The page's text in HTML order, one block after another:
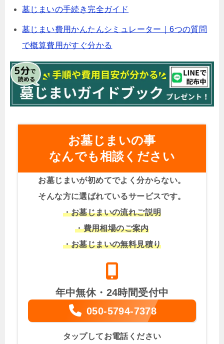
墓じまいの手続き完全ガイド
墓じまい費用かんたんシミュレーター｜6つの質問
で概算費用がすぐ分かる
お墓じまいの事
なんでも相談ください
お墓じまいが初めてでよく分からない。
そんな方に選ばれているサービスです。
・お墓じまいの流れご説明
・費用相場のご案内
・お墓じまいの無料見積り
年中無休・24時間受付中
050-5794-7378
タップしてお電話ください